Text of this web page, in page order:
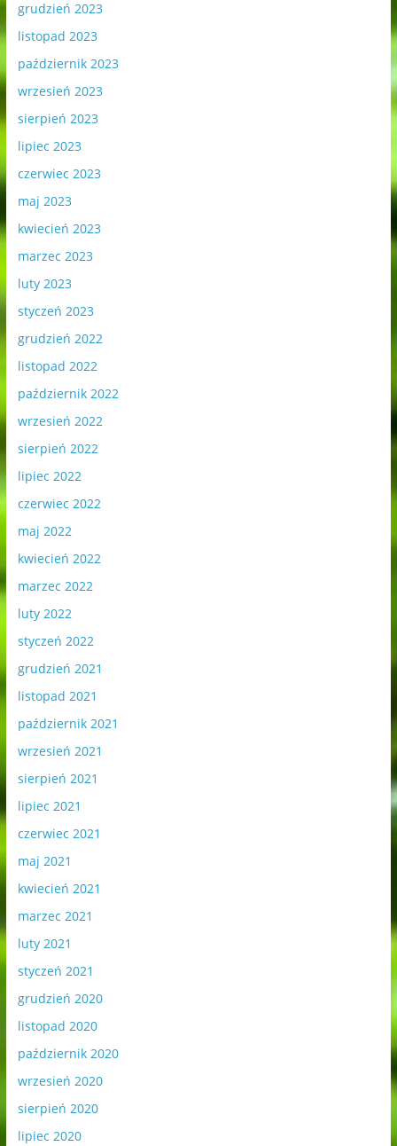
grudzień 2023
listopad 2023
październik 2023
wrzesień 2023
sierpień 2023
lipiec 2023
czerwiec 2023
maj 2023
kwiecień 2023
marzec 2023
luty 2023
styczeń 2023
grudzień 2022
listopad 2022
październik 2022
wrzesień 2022
sierpień 2022
lipiec 2022
czerwiec 2022
maj 2022
kwiecień 2022
marzec 2022
luty 2022
styczeń 2022
grudzień 2021
listopad 2021
październik 2021
wrzesień 2021
sierpień 2021
lipiec 2021
czerwiec 2021
maj 2021
kwiecień 2021
marzec 2021
luty 2021
styczeń 2021
grudzień 2020
listopad 2020
październik 2020
wrzesień 2020
sierpień 2020
lipiec 2020